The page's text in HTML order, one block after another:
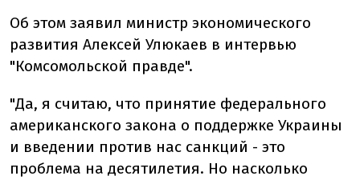
Об этом заявил министр экономического
развития Алексей Улюкаев в интервью
"Комсомольской правде".
"Да, я считаю, что принятие федерального
американского закона о поддержке Украины
и введении против нас санкций - это
проблема на десятилетия. Но насколько